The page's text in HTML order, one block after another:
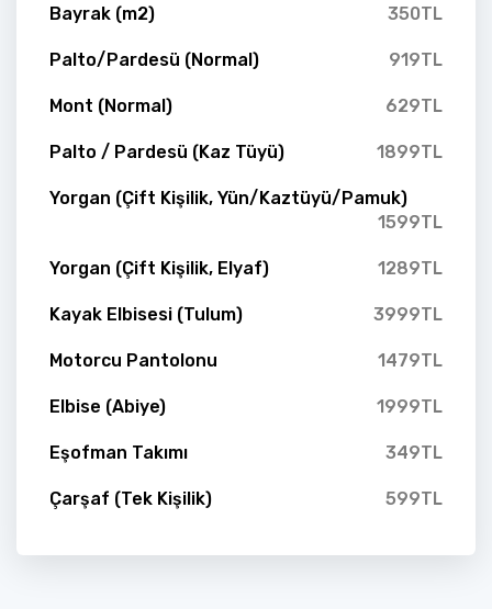
Bayrak (m2) 350TL
Palto/Pardesü (Normal) 919TL
Mont (Normal) 629TL
Palto / Pardesü (Kaz Tüyü) 1899TL
Yorgan (Çift Kişilik, Yün/Kaztüyü/Pamuk)
1599TL
Yorgan (Çift Kişilik, Elyaf) 1289TL
Kayak Elbisesi (Tulum) 3999TL
Motorcu Pantolonu 1479TL
Elbise (Abiye) 1999TL
Eşofman Takımı 349TL
Çarşaf (Tek Kişilik) 599TL